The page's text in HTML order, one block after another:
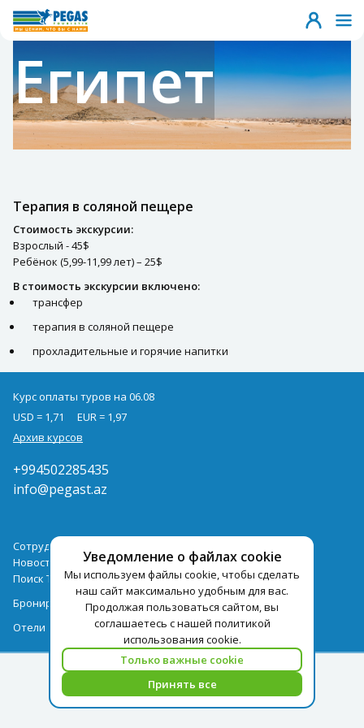
Египет
Терапия в соляной пещере
Стоимость экскурсии:
Взрослый - 45$
Ребёнок (5,99-11,99 лет) – 25$
В стоимость экскурсии включено:
трансфер
терапия в соляной пещере
прохладительные и горячие напитки
Уведомление о файлах cookie
Мы используем файлы cookie, чтобы сделать
наш сайт максимально удобным для вас.
Продолжая пользоваться сайтом, вы
соглашаетесь с нашей политикой
использования cookie.
Только важные cookie
Принять все
Курс оплаты туров на 06.08
USD = 1,71
EUR = 1,97
Архив курсов
+994502285435
info@pegast.az
Сотрудничество
Новости
Поиск Тура
Бронирование Отелей
Отели